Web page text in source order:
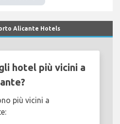
Alicante Hotels
hotel più vicini a
più vicini a